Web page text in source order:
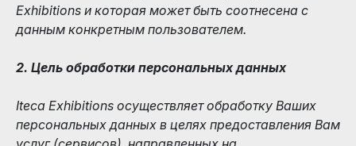
Exhibitions и которая может быть соотнесена с
данным конкретным пользователем.
2. Цель обработки персональных данных
Iteca Exhibitions осуществляет обработку Ваших
персональных данных в целях предоставления Вам